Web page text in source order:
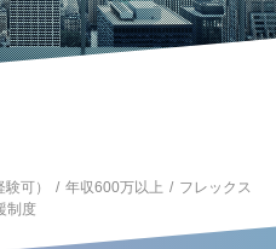
可） 年収600万以上
フレックス
制度